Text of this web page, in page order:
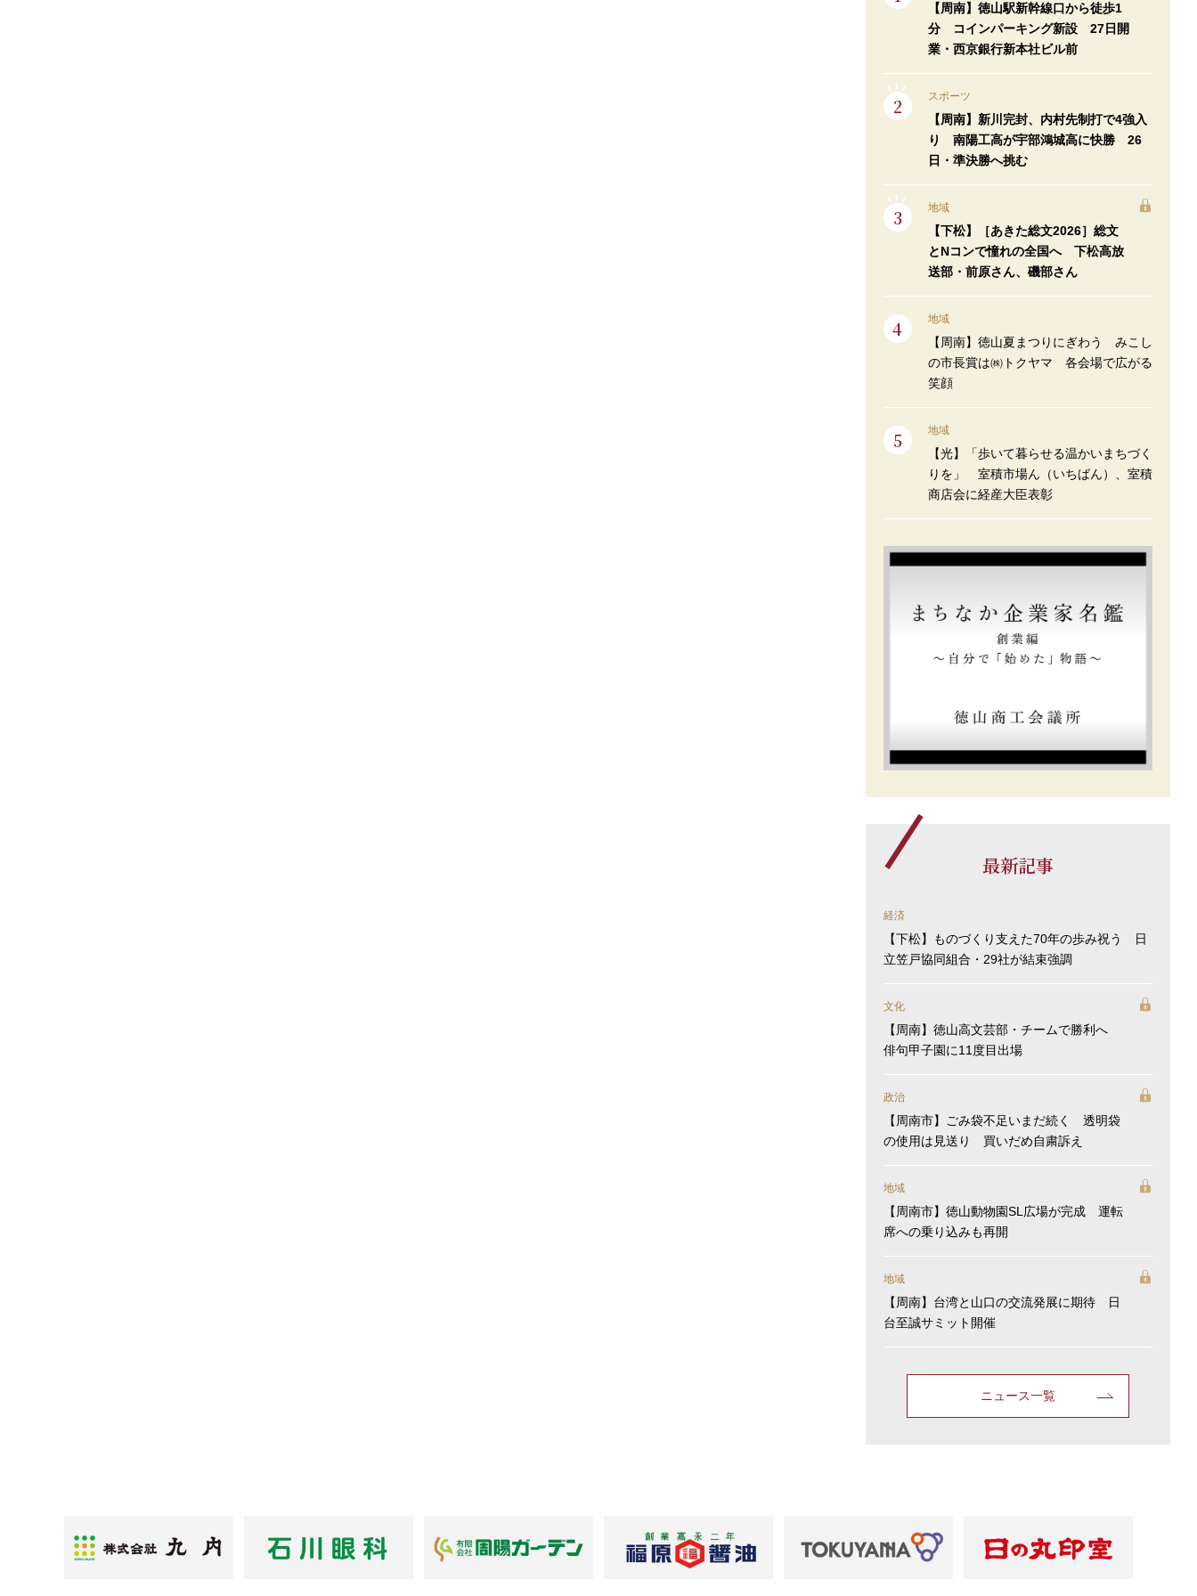
【周南】徳山駅新幹線口から徒歩1
分 コインパーキング新設 27日開
業・西京銀行新本社ビル前
スポーツ
【周南】新川完封、内村先制打で4強入
り 南陽工高が宇部鴻城高に快勝 26
日・準決勝へ挑む
地域
【下松】［あきた総文2026］総文
とNコンで憧れの全国へ 下松高放
送部・前原さん、磯部さん
地域
【周南】徳山夏まつりにぎわう みこし
の市長賞は㈱トクヤマ 各会場で広がる
笑顔
地域
【光】「歩いて暮らせる温かいまちづく
りを」 室積市場ん（いちばん）、室積
商店会に経産大臣表彰
最新記事
経済
【下松】ものづくり支えた70年の歩み祝う 日
立笠戸協同組合・29社が結束強調
文化
【周南】徳山高文芸部・チームで勝利へ
俳句甲子園に11度目出場
政治
【周南市】ごみ袋不足いまだ続く 透明袋
の使用は見送り 買いだめ自粛訴え
地域
【周南市】徳山動物園SL広場が完成 運転
席への乗り込みも再開
地域
【周南】台湾と山口の交流発展に期待 日
台至誠サミット開催
ニュース一覧